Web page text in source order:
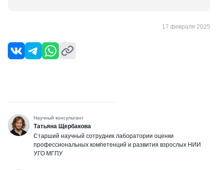
17 февраля 2025
Научный консультант
Татьяна Щербакова
Cтарший научный сотрудник лаборатории оценки
профессиональных компетенций и развития взрослых НИИ
УГО МГПУ